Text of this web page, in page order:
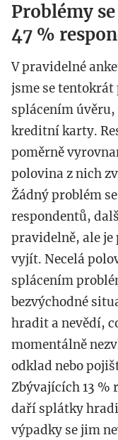
Problémy
47 %
V pravidelné
jsme se
splácením
kreditní karty.
poměrně
polovina z nich
Žádný problém
respondentů,
pravidelně, ale je
vyjít. Necelá
splácením
bezvýchodné
hradit a nevědí,
momentálně
odklad nebo
Zbývajících 13 %
daří splátky
výpadky se jim